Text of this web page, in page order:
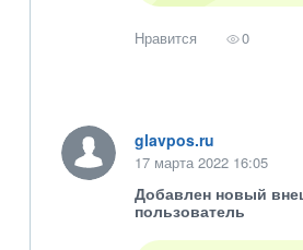
Нравится 0
glavpos.ru
17 марта 2022 16:05
Добавлен новый
пользователь